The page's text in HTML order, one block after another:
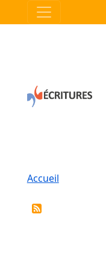
Aller au contenu
Fil d'Ariane
Accueil
Panneau de gestion